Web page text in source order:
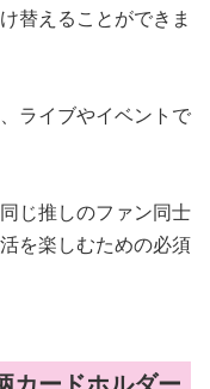
替えることができま
ライブやイベントで
じ推しのファン同士
を楽しむための必須